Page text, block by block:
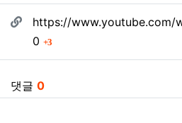
관련자료
https://www.youtube.com/
0
3회 연결
댓글 0